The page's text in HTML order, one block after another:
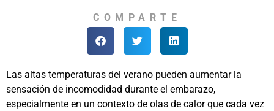
COMPARTE
Las altas temperaturas del verano pueden aumentar la
sensación de incomodidad durante el embarazo,
especialmente en un contexto de olas de calor que cada vez